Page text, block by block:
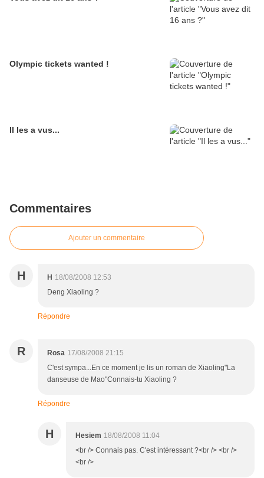
Olympic tickets wanted !
Il les a vus...
Commentaires
Ajouter un commentaire
H H 18/08/2008 12:53
Deng Xiaoling ?
Répondre
R Rosa 17/08/2008 21:15
C'est sympa...En ce moment je lis un roman de Xiaoling"La
danseuse de Mao"Connais-tu Xiaoling ?
Répondre
H Hesiem 18/08/2008 11:04
<br /> Connais pas. C'est intéressant ?<br /> <br />
<br />